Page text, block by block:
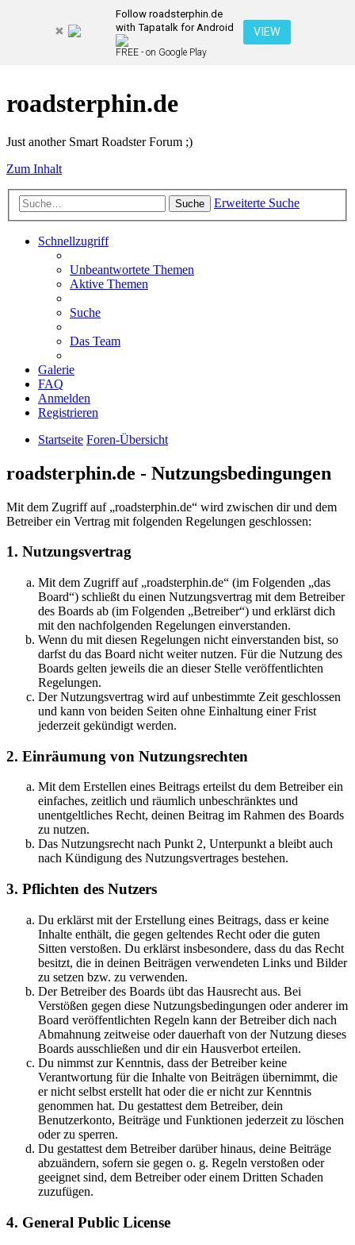
Follow roadsterphin.de
with Tapatalk for Android
FREE - on Google Play
VIEW
roadsterphin.de
Just another Smart Roadster Forum ;)
Zum Inhalt
Suche Erweiterte Suche
Schnellzugriff
Unbeantwortete Themen
Aktive Themen
Suche
Das Team
Galerie
FAQ
Anmelden
Registrieren
Startseite Foren-Übersicht
roadsterphin.de - Nutzungsbedingungen
Mit dem Zugriff auf „roadsterphin.de“ wird zwischen dir und dem
Betreiber ein Vertrag mit folgenden Regelungen geschlossen:
1. Nutzungsvertrag
Mit dem Zugriff auf „roadsterphin.de“ (im Folgenden „das
Board“) schließt du einen Nutzungsvertrag mit dem Betreiber
des Boards ab (im Folgenden „Betreiber“) und erklärst dich
mit den nachfolgenden Regelungen einverstanden.
Wenn du mit diesen Regelungen nicht einverstanden bist, so
darfst du das Board nicht weiter nutzen. Für die Nutzung des
Boards gelten jeweils die an dieser Stelle veröffentlichten
Regelungen.
Der Nutzungsvertrag wird auf unbestimmte Zeit geschlossen
und kann von beiden Seiten ohne Einhaltung einer Frist
jederzeit gekündigt werden.
2. Einräumung von Nutzungsrechten
Mit dem Erstellen eines Beitrags erteilst du dem Betreiber ein
einfaches, zeitlich und räumlich unbeschränktes und
unentgeltliches Recht, deinen Beitrag im Rahmen des Boards
zu nutzen.
Das Nutzungsrecht nach Punkt 2, Unterpunkt a bleibt auch
nach Kündigung des Nutzungsvertrages bestehen.
3. Pflichten des Nutzers
Du erklärst mit der Erstellung eines Beitrags, dass er keine
Inhalte enthält, die gegen geltendes Recht oder die guten
Sitten verstoßen. Du erklärst insbesondere, dass du das Recht
besitzt, die in deinen Beiträgen verwendeten Links und Bilder
zu setzen bzw. zu verwenden.
Der Betreiber des Boards übt das Hausrecht aus. Bei
Verstößen gegen diese Nutzungsbedingungen oder anderer im
Board veröffentlichten Regeln kann der Betreiber dich nach
Abmahnung zeitweise oder dauerhaft von der Nutzung dieses
Boards ausschließen und dir ein Hausverbot erteilen.
Du nimmst zur Kenntnis, dass der Betreiber keine
Verantwortung für die Inhalte von Beiträgen übernimmt, die
er nicht selbst erstellt hat oder die er nicht zur Kenntnis
genommen hat. Du gestattest dem Betreiber, dein
Benutzerkonto, Beiträge und Funktionen jederzeit zu löschen
oder zu sperren.
Du gestattest dem Betreiber darüber hinaus, deine Beiträge
abzuändern, sofern sie gegen o. g. Regeln verstoßen oder
geeignet sind, dem Betreiber oder einem Dritten Schaden
zuzufügen.
4. General Public License